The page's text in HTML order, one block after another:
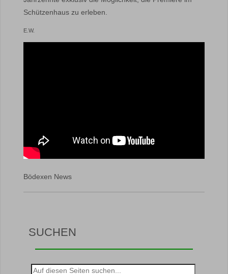
Schützenhaus zu erleben.
E.W.
Bödexen News
SUCHEN
Suche